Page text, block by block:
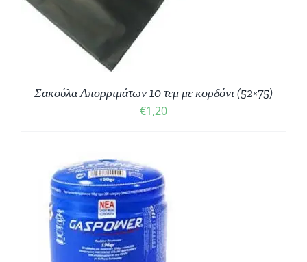
Σακούλα Απορριμάτων 10 τεμ με κορδόνι (52×75)
€1,20